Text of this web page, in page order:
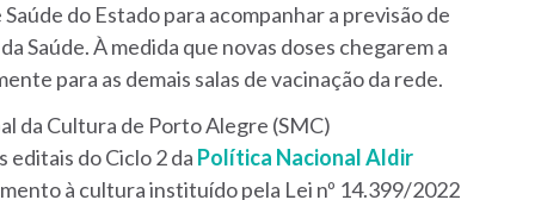
do Estado para acompanhar a previsão de
Saúde. À medida que novas doses chegarem a
para as demais salas de vacinação da rede.
da Cultura de Porto Alegre (SMC)
editais do Ciclo 2 da Política Nacional Aldir
à cultura instituído pela Lei nº 14.399/2022